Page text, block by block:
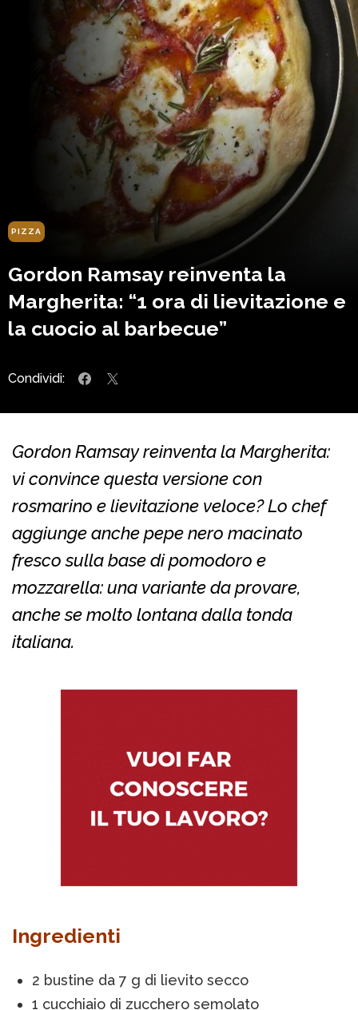
PIZZA
Gordon Ramsay reinventa la
Margherita: “1 ora di lievitazione e
la cuocio al barbecue”
Condividi:
Gordon Ramsay reinventa la Margherita:
vi convince questa versione con
rosmarino e lievitazione veloce? Lo chef
aggiunge anche pepe nero macinato
fresco sulla base di pomodoro e
mozzarella: una variante da provare,
anche se molto lontana dalla tonda
italiana.
Ingredienti
2 bustine da 7 g di lievito secco
1 cucchiaio di zucchero semolato